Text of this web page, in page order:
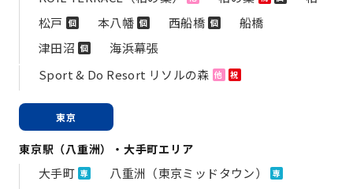
松戸 個 本八幡 個 西船橋 個
船橋
津田沼 個
海浜幕張
Sport & Do Resort リソルの森 他 祝
東京
東京駅（八重洲）・大手町エリア
大手町 専 八重洲（東京ミッドタウン） 専